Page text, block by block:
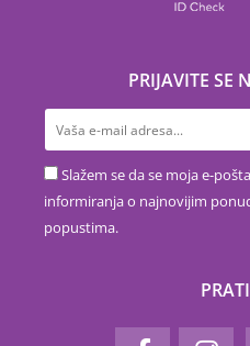
PRIJAVITE SE
Slažem se da se moja e-
informiranja o najnovijim
popustima.